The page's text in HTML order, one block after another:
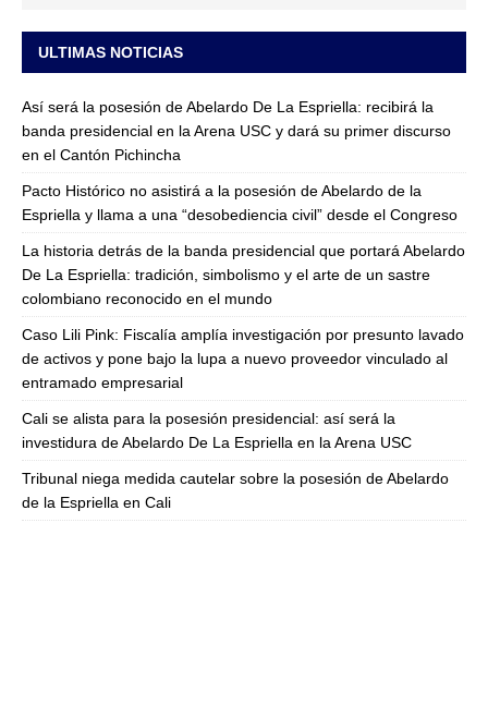
ULTIMAS NOTICIAS
Así será la posesión de Abelardo De La Espriella: recibirá la
banda presidencial en la Arena USC y dará su primer discurso
en el Cantón Pichincha
Pacto Histórico no asistirá a la posesión de Abelardo de la
Espriella y llama a una “desobediencia civil” desde el Congreso
La historia detrás de la banda presidencial que portará Abelardo
De La Espriella: tradición, simbolismo y el arte de un sastre
colombiano reconocido en el mundo
Caso Lili Pink: Fiscalía amplía investigación por presunto lavado
de activos y pone bajo la lupa a nuevo proveedor vinculado al
entramado empresarial
Cali se alista para la posesión presidencial: así será la
investidura de Abelardo De La Espriella en la Arena USC
Tribunal niega medida cautelar sobre la posesión de Abelardo
de la Espriella en Cali